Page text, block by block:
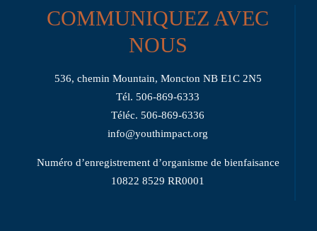
COMMUNIQUEZ AVEC
NOUS
536, chemin Mountain, Moncton NB E1C 2N5
Tél. 506-869-6333
Téléc. 506-869-6336
info@youthimpact.org
Numéro d’enregistrement d’organisme de bienfaisance
10822 8529 RR0001